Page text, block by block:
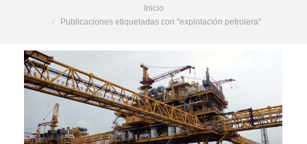
Inicio
Publicaciones etiquetadas con "explotación petrolera"